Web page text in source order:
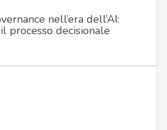
nell’era dell’AI:
processo decisionale